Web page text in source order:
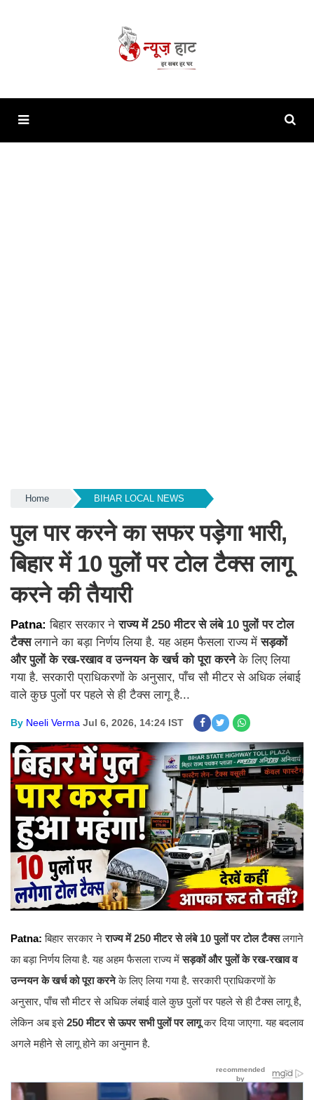
Home BIHAR LOCAL NEWS
पुल पार करने का सफर पड़ेगा भारी,
बिहार में 10 पुलों पर टोल टैक्स लागू
करने की तैयारी
Patna:बिहार सरकार नेराज्य में 250 मीटर से लंबे 10 पुलों पर टोल
टैक्सलगाने का बड़ा निर्णय लिया है. यह अहम फैसला राज्य मेंसड़कों
और पुलों के रख-रखाव व उन्नयन के खर्च को पूरा करनेके लिए लिया
गया है. सरकारी प्राधिकरणों के अनुसार, पाँच सौ मीटर से अधिक लंबाई
वाले कुछ पुलों पर पहले से ही टैक्स लागू है...
By Neeli Verma Jul 6, 2026, 14:24 IST
Patna: बिहार सरकार नेराज्य में 250 मीटर से लंबे 10 पुलों पर टोल टैक्सलगाने
का बड़ा निर्णय लिया है. यह अहम फैसला राज्य मेंसड़कों और पुलों के रख-रखाव व
उन्नयन के खर्च को पूरा करनेके लिए लिया गया है. सरकारी प्राधिकरणों के
अनुसार, पाँच सौ मीटर से अधिक लंबाई वाले कुछ पुलों पर पहले से ही टैक्स लागू है,
लेकिन अब इसे250 मीटर से ऊपर सभी पुलों पर लागूकर दिया जाएगा. यह बदलाव
अगले महीने से लागू होने का अनुमान है.